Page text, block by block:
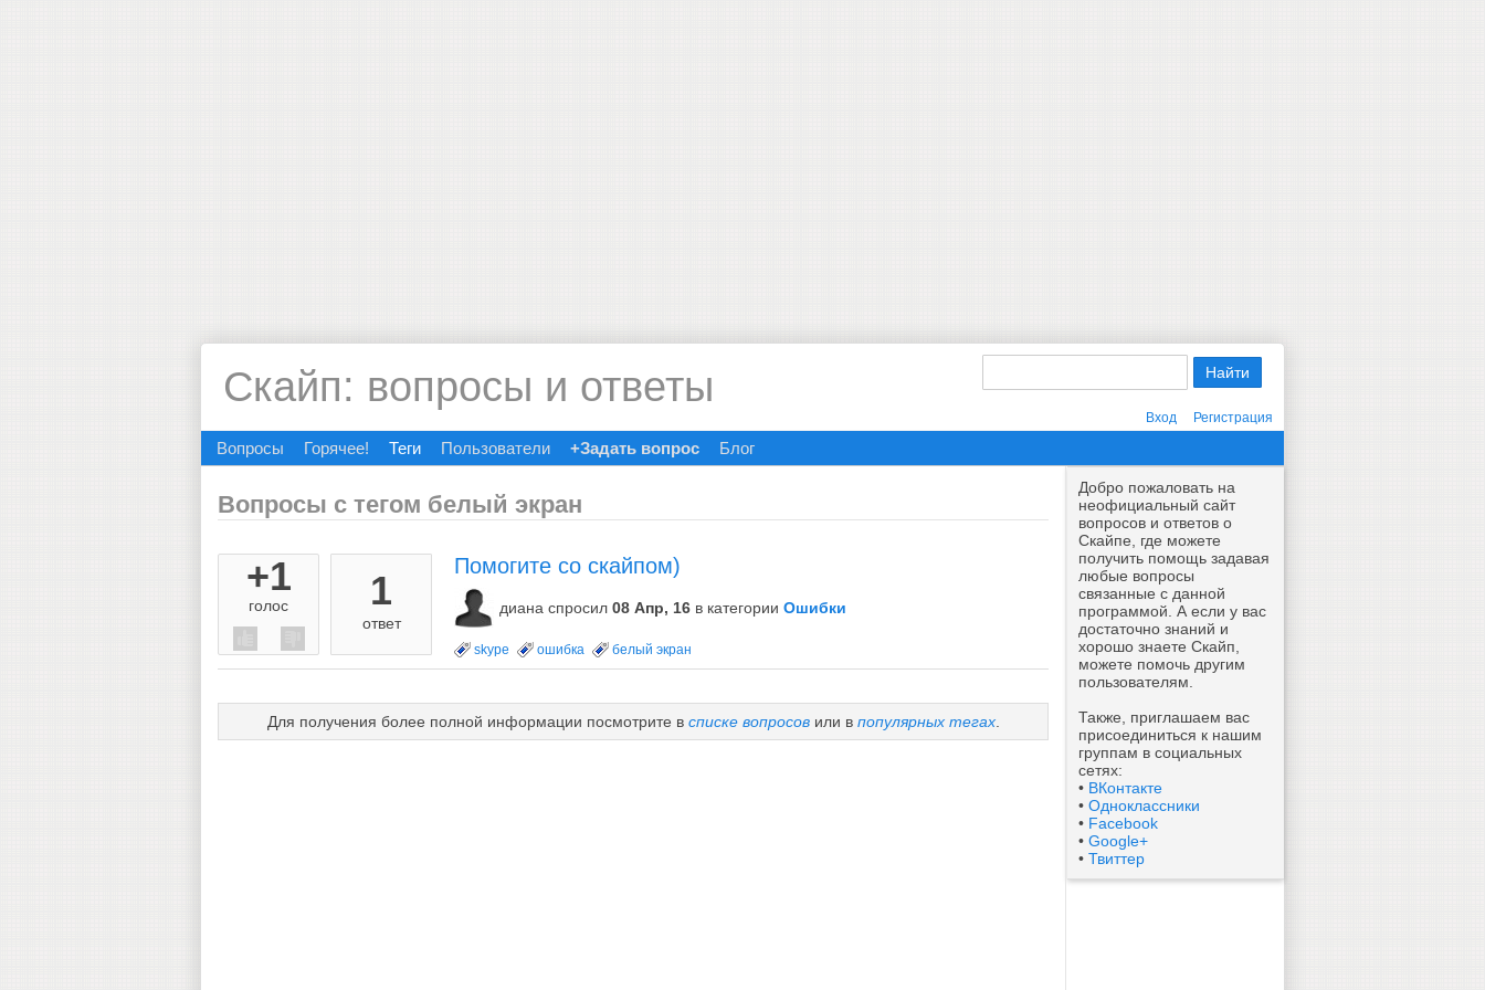
Скайп: вопросы и ответы
Вход Регистрация
Вопросы Горячее! Теги Пользователи +Задать вопрос Блог
Добро пожаловать на
неофициальный сайт
вопросов и ответов о
Скайпе, где можете
получить помощь задавая
любые вопросы
связанные с данной
программой. А если у вас
достаточно знаний и
хорошо знаете Скайп,
можете помочь другим
пользователям.
Также, приглашаем вас
присоединиться к нашим
группам в социальных
сетях:
• ВКонтакте
• Одноклассники
• Facebook
• Google+
• Твиттер
Вопросы с тегом белый экран
+1
голос 1
ответ
Помогите со скайпом)
диана спросил 08 Апр, 16 в категории Ошибки
skype ошибка белый экран
Для получения более полной информации посмотрите в списке вопросовили в популярных тегах.